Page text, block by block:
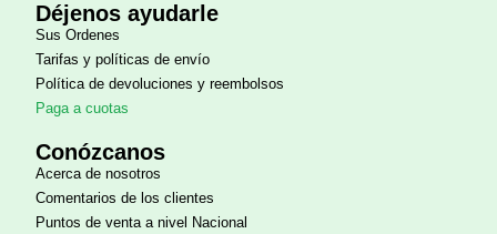
Déjenos ayudarle
Sus Ordenes
Tarifas y políticas de envío
Política de devoluciones y reembolsos
Paga a cuotas
Conózcanos
Acerca de nosotros
Comentarios de los clientes
Puntos de venta a nivel Nacional